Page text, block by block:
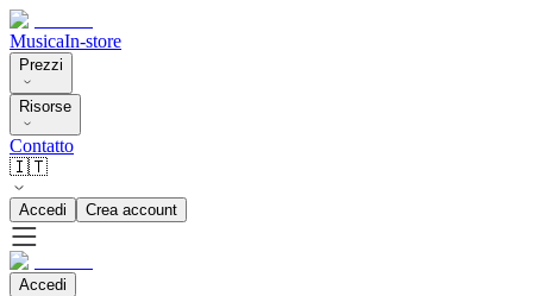
MusicaIn-store
Prezzi
Risorse
Contatto
🇮🇹
Accedi Crea account
Accedi